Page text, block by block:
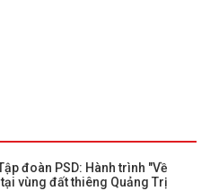
đoàn PSD: Hành trình "Về
vùng đất thiêng Quảng Trị